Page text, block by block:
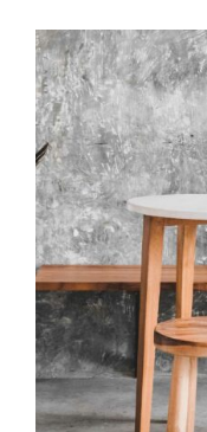
IN
DETAILS